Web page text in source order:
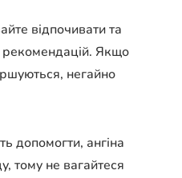
відпочивати та
рекомендацій. Якщо
негайно
допомогти, ангіна
тому не вагайтеся